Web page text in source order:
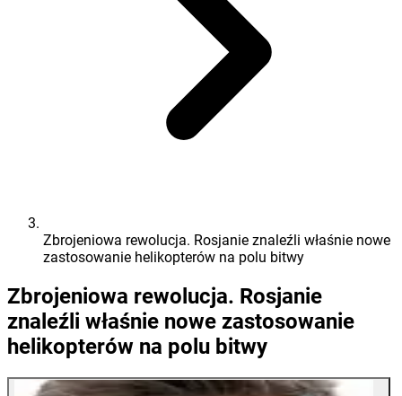
Zbrojeniowa rewolucja. Rosjanie znaleźli właśnie nowe
zastosowanie helikopterów na polu bitwy
Zbrojeniowa rewolucja. Rosjanie
znaleźli właśnie nowe zastosowanie
helikopterów na polu bitwy